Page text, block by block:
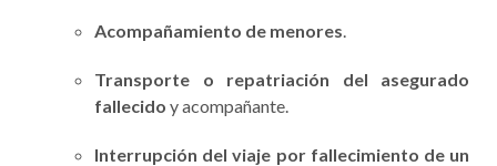
Acompañamiento de menores.
Transporte o repatriación del asegurado
fallecido y acompañante.
Interrupción del viaje por fallecimiento de un